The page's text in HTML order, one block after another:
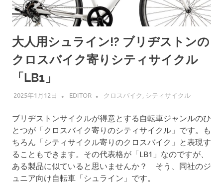
大人用シュライン!? ブリヂストンの
クロスバイク寄りシティサイクル
「LB1」
2025年1月12日 EDITOR クロスバイク, シティサイクル
ブリヂストンサイクルが得意とする自転車ジャンルのひ
とつが「クロスバイク寄りのシティサイクル」です。も
ちろん「シティサイクル寄りのクロスバイク」と表現す
ることもできます。その代表格が「LB1」なのですが、
ある製品に似ていると思いませんか？ そう、同社のジ
ュニア向け自転車「シュライン」です。